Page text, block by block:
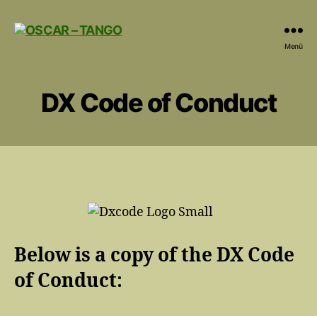
Menü
DX Code of Conduct
Below is a copy of the DX Code
of Conduct: